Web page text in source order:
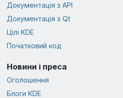
Документація з API
Документація з Qt
Цілі KDE
Початковий код
Новини і преса
Оголошення
Блоги KDE